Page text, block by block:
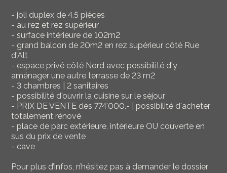
- joli duplex de 4.5 pièces
- au rez et rez supérieur
- surface intérieure de 102m2
- grand balcon de 20m2 en rez supérieur côté Rue
d'Alt
- espace privé côté Nord avec possibilité d'y
aménager une autre terrasse de 23 m2
- 3 chambres | 2 sanitaires
- possibilité d'ouvrir la cuisine sur le séjour
- PRIX DE VENTE dès 774'000.- | possibilité d'acheter
totalement rénové
- place de parc extérieure, intérieure OU couverte en
sus du prix de vente
- cave
Pour plus d’infos, n’hésitez pas à demander le dossier